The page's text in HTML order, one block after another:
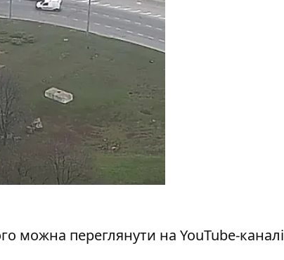
можна переглянути на YouTube-каналі